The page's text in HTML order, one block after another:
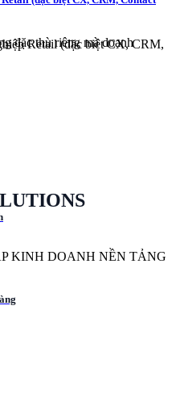
đặc thù riêng mà doanh
Retail (đặc biệt CX, CRM,
KINH DOANH NỀN TẢNG